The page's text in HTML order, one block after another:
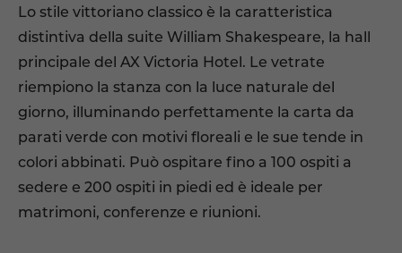
Lo stile vittoriano classico è la caratteristica
distintiva della suite William Shakespeare, la hall
principale del AX Victoria Hotel. Le vetrate
riempiono la stanza con la luce naturale del
giorno, illuminando perfettamente la carta da
parati verde con motivi floreali e le sue tende in
colori abbinati. Può ospitare fino a 100 ospiti a
sedere e 200 ospiti in piedi ed è ideale per
matrimoni, conferenze e riunioni.